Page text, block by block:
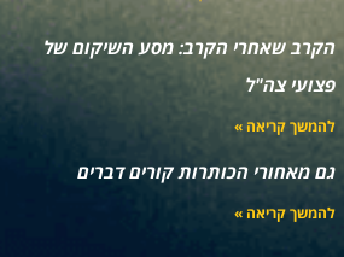
הקרב שאחרי הקרב: מסע השיקום של
פצועי צה"ל
להמשך קריאה »
גם מאחורי הכותרות קורים דברים
להמשך קריאה »